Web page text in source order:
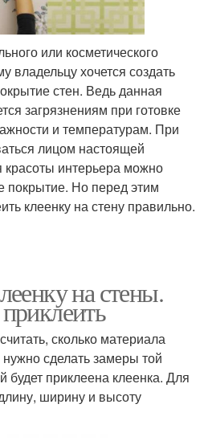
или косметического
владельцу хочется создать
стен. Ведь данная
загрязнениям при готовке
и температурам. При
лицом настоящей
красоты интерьера можно
покрытие. Но перед этим
клеенку на стену правильно.
на стены.
сколько материала
сделать замеры той
будет приклеена клеенка. Для
ширину и высоту